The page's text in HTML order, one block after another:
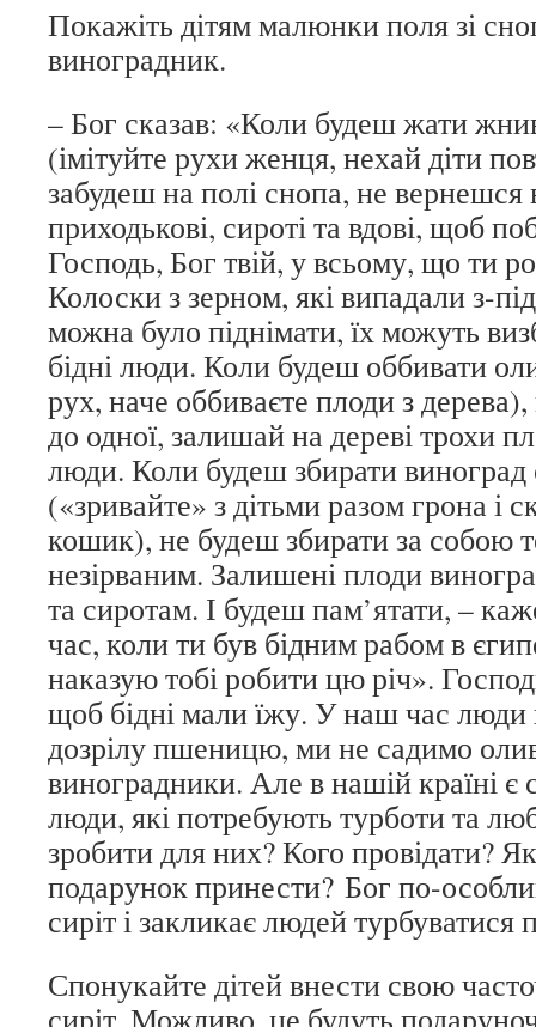
Покажіть дітям малюнки поля зі
виноградник.
– Бог сказав: «Коли будеш жати
(імітуйте рухи женця, нехай діти
забудеш на полі снопа, не вернешся
приходькові, сироті та вдові, щоб
Господь, Бог твій, у всьому, що ти
Колоски з зерном, які випадали з-
можна було піднімати, їх можуть
бідні люди. Коли будеш оббивати
рух, наче оббиваєте плоди з
до одної, залишай на дереві трохи
люди. Коли будеш збирати виноград
(«зривайте» з дітьми разом грона і
кошик), не будеш збирати за собою
незірваним. Залишені плоди
та сиротам. І будеш пам’ятати, –
час, коли ти був бідним рабом в
наказую тобі робити цю річ».
щоб бідні мали їжу. У наш час
дозрілу пшеницю, ми не садимо
виноградники. Але в нашій країні є
люди, які потребують турботи та
зробити для них? Кого провідати?
подарунок принести? Бог по-
сиріт і закликає людей турбуватися
Спонукайте дітей внести свою
сиріт. Можливо, це будуть